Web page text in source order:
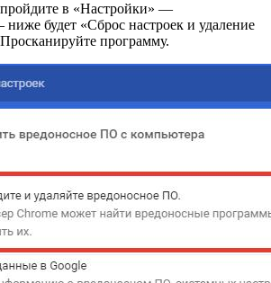
в «Настройки» —
будет «Сброс настроек и удаление
программу.